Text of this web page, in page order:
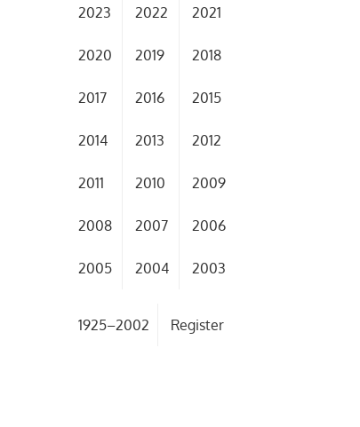
2023 2022 2021
2020 2019 2018
2017 2016 2015
2014 2013 2012
2011 2010 2009
2008 2007 2006
2005 2004 2003
1925–2002 Register